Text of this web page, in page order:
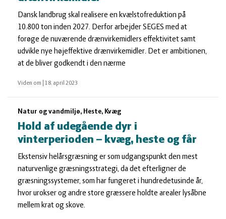
Dansk landbrug skal realisere en kvælstofreduktion på
10.800 ton inden 2027. Derfor arbejder SEGES med at
forøge de nuværende drænvirkemidlers effektivitet samt
udvikle nye højeffektive drænvirkemidler. Det er ambitionen,
at de bliver godkendt i den nærme
Viden om 18. april 2023
Natur og vandmiljø, Heste, Kvæg
Hold af udegående dyr i
vinterperioden – kvæg, heste og får
Ekstensiv helårsgræsning er som udgangspunkt den mest
naturvenlige græsningsstrategi, da det efterligner de
græsningssystemer, som har fungeret i hundredetusinde år,
hvor urokser og andre store græssere holdte arealer lysåbne
mellem krat og skove.